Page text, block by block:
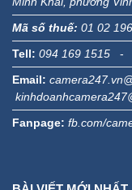
Mã số thuế: 01 02
Tell: 094 169 1515 -
Email:
Fanpage: fb.com/